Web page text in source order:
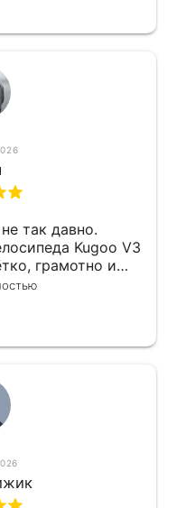
так давно.
Kugoo V3
грамотно и
Всё сделано